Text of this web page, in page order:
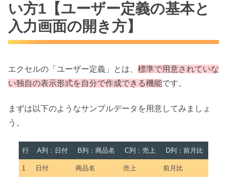
い方1【ユーザー定義の基本と
入力画面の開き方】
エクセルの「ユーザー定義」とは、 標準で用意されていな
い独自の表示形式を自分で作成できる機能です。
まずは以下のようなサンプルデータを用意してみましょ
う。
行 A列：日付 B列：商品名 C列：売上 D列：前月比
1 日付 商品名 売上 前月比